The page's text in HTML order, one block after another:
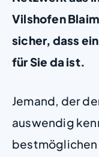
Vilshofen
sicher, dass
für Sie da ist.
Jemand, der
auswendig
bestmöglichen